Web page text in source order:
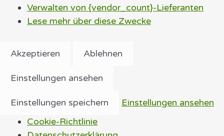
Verwalten von {vendor_count}-Lieferanten
Lese mehr über diese Zwecke
Akzeptieren Ablehnen
Einstellungen ansehen
Einstellungen speichern
Einstellungen ansehen
Cookie-Richtlinie